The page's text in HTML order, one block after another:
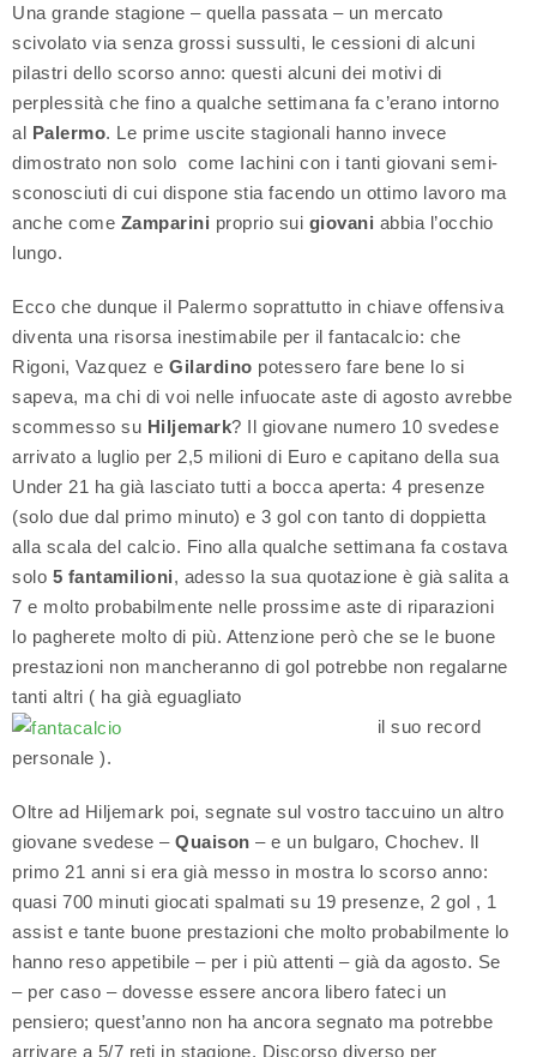
Una grande stagione – quella passata – un mercato
scivolato via senza grossi sussulti, le cessioni di alcuni
pilastri dello scorso anno: questi alcuni dei motivi di
perplessità che fino a qualche settimana fa c’erano intorno
al Palermo. Le prime uscite stagionali hanno invece
dimostrato non solo come Iachini con i tanti giovani semi-
sconosciuti di cui dispone stia facendo un ottimo lavoro ma
anche come Zamparini proprio sui giovani abbia l’occhio
lungo.
Ecco che dunque il Palermo soprattutto in chiave offensiva
diventa una risorsa inestimabile per il fantacalcio: che
Rigoni, Vazquez e Gilardino potessero fare bene lo si
sapeva, ma chi di voi nelle infuocate aste di agosto avrebbe
scommesso su Hiljemark? Il giovane numero 10 svedese
arrivato a luglio per 2,5 milioni di Euro e capitano della sua
Under 21 ha già lasciato tutti a bocca aperta: 4 presenze
(solo due dal primo minuto) e 3 gol con tanto di doppietta
alla scala del calcio. Fino alla qualche settimana fa costava
solo 5 fantamilioni, adesso la sua quotazione è già salita a
7 e molto probabilmente nelle prossime aste di riparazioni
lo pagherete molto di più. Attenzione però che se le buone
prestazioni non mancheranno di gol potrebbe non regalarne
tanti altri ( ha già eguagliato
il suo record
personale ).
Oltre ad Hiljemark poi, segnate sul vostro taccuino un altro
giovane svedese – Quaison – e un bulgaro, Chochev. Il
primo 21 anni si era già messo in mostra lo scorso anno:
quasi 700 minuti giocati spalmati su 19 presenze, 2 gol , 1
assist e tante buone prestazioni che molto probabilmente lo
hanno reso appetibile – per i più attenti – già da agosto. Se
– per caso – dovesse essere ancora libero fateci un
pensiero; quest’anno non ha ancora segnato ma potrebbe
arrivare a 5/7 reti in stagione. Discorso diverso per